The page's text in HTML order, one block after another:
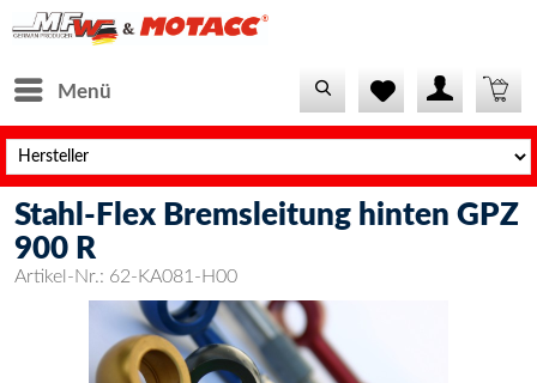
Menü
Stahl-Flex Bremsleitung hinten GPZ
900 R
Artikel-Nr.: 62-KA081-H00